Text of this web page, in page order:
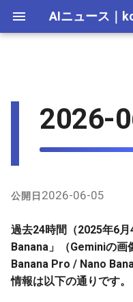
AIニュース
a
l
z
i
AI 総合｜2025年
生成AI｜2025年
エディタ－｜2025年
MCP｜2025年
ザー発言・活用例
2025-12-30
2025-12-28
2025-12-27
2025-12-26
Adobe Firefly｜2025年
Veo｜2025年
Suno｜2025年
2026-
公開日 2026-06-05
過去24時間（2025年6
Banana」（Geminiの画
Banana Pro / Nano
情報は以下の通りです。